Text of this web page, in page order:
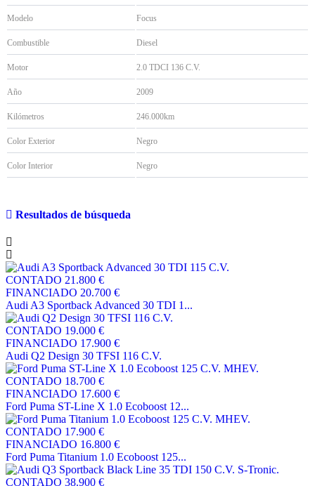
Modelo Focus
Combustible Diesel
Motor 2.0 TDCI 136 C.V.
Año 2009
Kilómetros 246.000km
Color Exterior Negro
Color Interior Negro
Resultados de búsqueda
CONTADO 21.800 €
FINANCIADO 20.700 €
Audi A3 Sportback Advanced 30 TDI 1...
CONTADO 19.000 €
FINANCIADO 17.900 €
Audi Q2 Design 30 TFSI 116 C.V.
CONTADO 18.700 €
FINANCIADO 17.600 €
Ford Puma ST-Line X 1.0 Ecoboost 12...
CONTADO 17.900 €
FINANCIADO 16.800 €
Ford Puma Titanium 1.0 Ecoboost 125...
CONTADO 38.900 €